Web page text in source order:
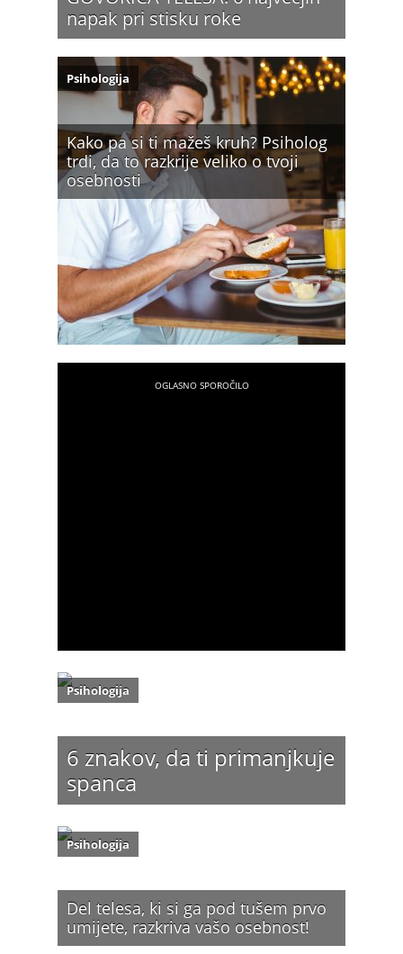
napak pri stisku roke
Kako pa si ti mažeš kruh? Psiholog
trdi, da to razkrije veliko o tvoji
osebnosti
Psihologija
6 znakov, da ti primanjkuje
spanca
Psihologija
Del telesa, ki si ga pod tušem prvo
umijete, razkriva vašo osebnost!
Psihologija